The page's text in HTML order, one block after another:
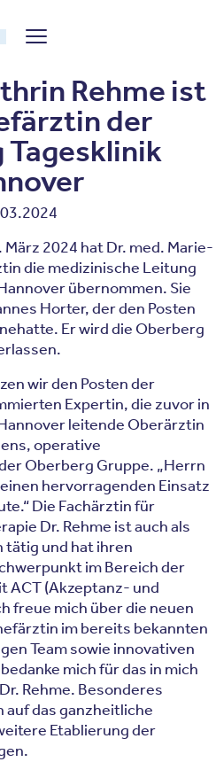
Menü zeigen/verstecken
Rehme ist
der
Tagesklinik
2024 hat Dr. med. Marie-
die medizinische Leitung
übernommen. Sie
Horter, der den Posten
Er wird die Oberberg
wir den Posten der
Expertin, die zuvor in
leitende Oberärztin
operative
Oberberg Gruppe. „Herrn
hervorragenden Einsatz
Die Fachärztin für
Dr. Rehme ist auch als
tätig und hat ihren
im Bereich der
ACT (Akzeptanz- und
freue mich über die neuen
im bereits bekannten
Team sowie innovativen
mich für das in mich
Rehme. Besonderes
das ganzheitliche
Etablierung der